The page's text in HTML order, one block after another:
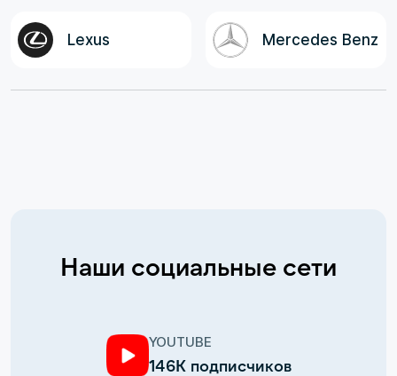
Lexus Mercedes Benz
Наши социальные сети
YOUTUBE
146К подписчиков